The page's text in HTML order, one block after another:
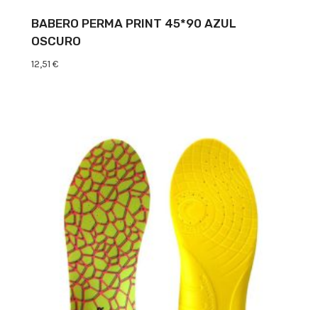
BABERO PERMA PRINT 45*90 AZUL
OSCURO
12,51 €